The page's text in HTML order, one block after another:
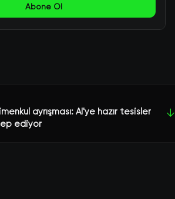
Abone Ol
ayrışması: AI'ye hazır tesisler
ediyor
↓